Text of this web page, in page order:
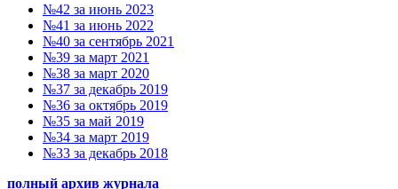
№42 за июнь 2023
№41 за июнь 2022
№40 за сентябрь 2021
№39 за март 2021
№38 за март 2020
№37 за декабрь 2019
№36 за октябрь 2019
№35 за май 2019
№34 за март 2019
№33 за декабрь 2018
полный архив журнала